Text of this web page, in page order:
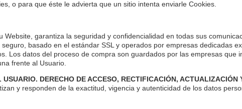
o para que éste le advierta que un sitio intenta enviarle Cookies.
Website, garantiza la seguridad y confidencialidad en todas sus
basado en el estándar SSL y operados por empresas dedicadas
Los datos del proceso de compra son guardados por las empresas que
frente al Usuario.
DERECHO DE ACCESO, RECTIFICACIÓN, ACTUALIZACIÓN
y responden de la exactitud, vigencia y autenticidad de los datos